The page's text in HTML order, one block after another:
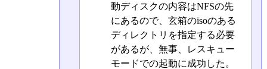
動ディスクの内容はNFSの先
にあるので、玄箱のisoのある
ディレクトリを指定する必要
があるが、無事、レスキュー
モードでの起動に成功した。